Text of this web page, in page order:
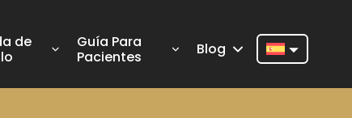
de
Guía Para
Pacientes
Blog